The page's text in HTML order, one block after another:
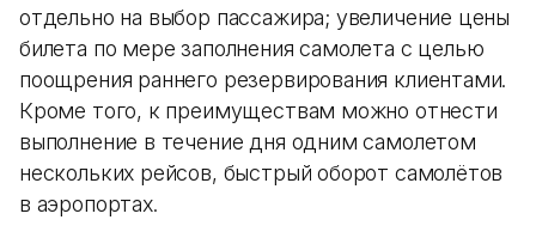
отдельно на выбор пассажира; увеличение цены
билета по мере заполнения самолета с целью
поощрения раннего резервирования клиентами.
Кроме того, к преимуществам можно отнести
выполнение в течение дня одним самолетом
нескольких рейсов, быстрый оборот самолётов
в аэропортах.